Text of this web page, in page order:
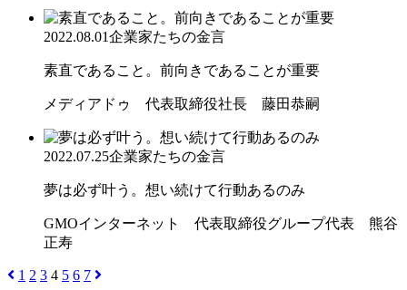
2022.08.01企業家たちの金言
素直であること。前向きであることが重要
メディアドゥ 代表取締役社長 藤田恭嗣
2022.07.25企業家たちの金言
夢は必ず叶う。想い続けて行動あるのみ
GMOインターネット 代表取締役グループ代表 熊谷
正寿
1 2 3 4 5 6 7